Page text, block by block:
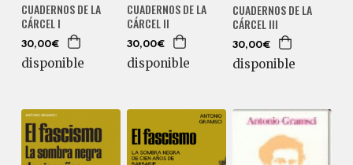
CUADERNOS DE LA
CÁRCEL I
30,00€
disponible
CUADERNOS DE LA
CÁRCEL II
30,00€
disponible
CUADERNOS DE LA
CÁRCEL III
30,00€
disponible